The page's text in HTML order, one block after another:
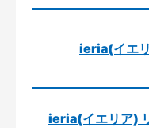
ieria(イエ
ieria(イエリア)